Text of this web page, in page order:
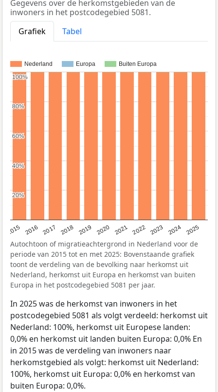
Gegevens over de herkomstgebieden van de
inwoners in het postcodegebied 5081.
Grafiek
Tabel
Nederland Europa Buiten Europa
2015 2016 2017 2018 2019 2020 2021 2022 2023 2024 2025
20%
20%
40%
40%
60%
60%
80%
80%
100%
100%
Autochtoon of migratieachtergrond in Nederland voor de
periode van 2015 tot en met 2025: Bovenstaande grafiek
toont de verdeling van de bevolking naar herkomst uit
Nederland, herkomst uit Europa en herkomst van buiten
Europa in het postcodegebied 5081 per jaar.
In 2025 was de herkomst van inwoners in het
postcodegebied 5081 als volgt verdeeld: herkomst uit
Nederland: 100%, herkomst uit Europese landen:
0,0% en herkomst uit landen buiten Europa: 0,0% En
in 2015 was de verdeling van inwoners naar
herkomstgebied als volgt: herkomst uit Nederland:
100%, herkomst uit Europa: 0,0% en herkomst van
buiten Europa: 0,0%.